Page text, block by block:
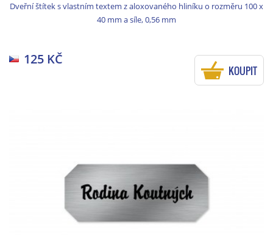
Dveřní štítek s vlastním textem z aloxovaného hliníku o rozměru 100 x
40 mm a síle, 0,56 mm
125 KČ
KOUPIT